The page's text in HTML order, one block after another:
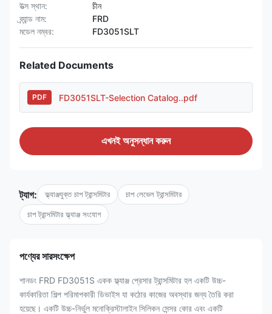
উত্স স্থান:
চীন
ব্র্যান্ড নাম:
FRD
মডেল নম্বর:
FD3051SLT
Related Documents
PDF FD3051SLT-Selection Catalog..pdf
এখনই অনুসন্ধান করুন
ট্যাগ: ফ্ল্যাঞ্জযুক্ত চাপ ট্রান্সমিটার চাপ লেভেল ট্রান্সমিটার
চাপ ট্রান্সমিটার ফ্ল্যাঞ্জ সংযোগ
পণ্যের সারসংক্ষেপ
শানডং FRD FD3051S একক ফ্ল্যাঞ্জ প্রেসার ট্রান্সমিটার হল একটি উচ্চ-
কার্যকারিতা শিল্প পরিমাপকারী ডিভাইস যা কঠোর কাজের অবস্থার জন্য তৈরি করা
হয়েছে। একটি উচ্চ-নির্ভুল মনোক্রিস্টালাইন সিলিকন সেন্সর কোর এবং একটি